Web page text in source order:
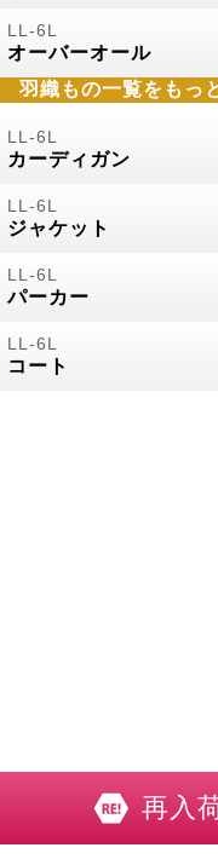
オーバーオール
羽織もの一覧をもっ
カーディガン
ジャケット
パーカー
コート
再入